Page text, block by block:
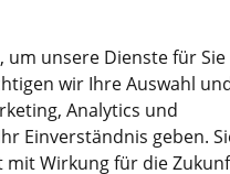
Auto
um unsere Dienste für Sie
wir Ihre Auswahl
Analytics und
Einverständnis geben.
mit Wirkung für die